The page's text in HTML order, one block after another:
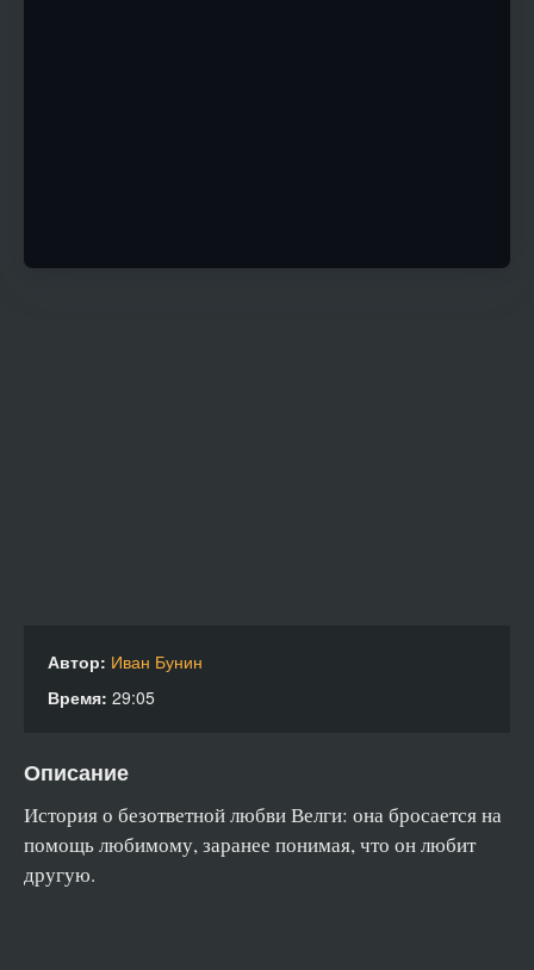
Автор: Иван Бунин
Время: 29:05
Описание
История о безответной любви Велги: она бросается на
помощь любимому, заранее понимая, что он любит
другую.